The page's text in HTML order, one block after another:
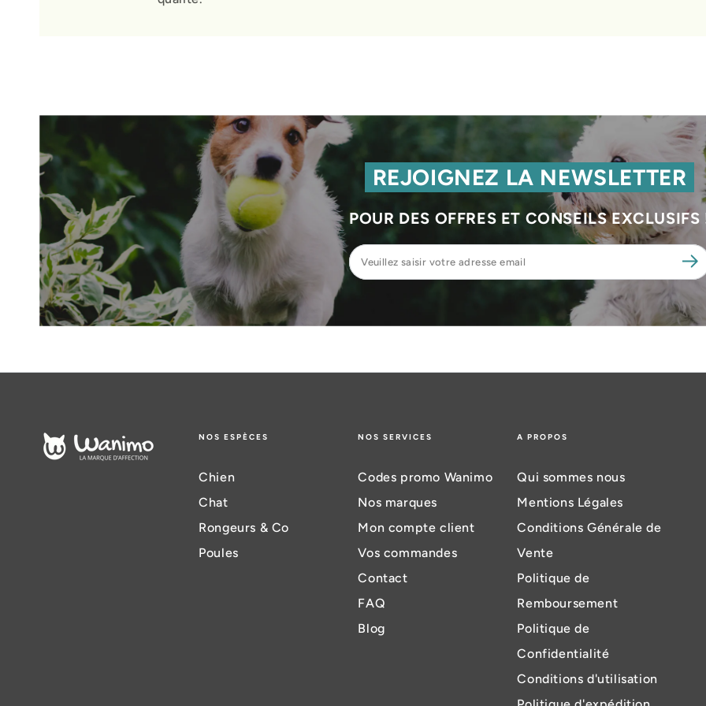
REJOIGNEZ LA NEWSLETTER
POUR DES OFFRES ET CONSEILS EXCLUSIFS
Veuillez
saisir
NOS ESPÈCES
Chien
Chat
Rongeurs & Co
Poules
NOS SERVICES
Codes promo Wanimo
Nos marques
Mon compte client
Vos commandes
Contact
FAQ
Blog
A PROPOS
Qui sommes nous
Mentions Légales
Conditions Générale de
Vente
Politique de
Remboursement
Politique de
Confidentialité
Conditions d'utilisation